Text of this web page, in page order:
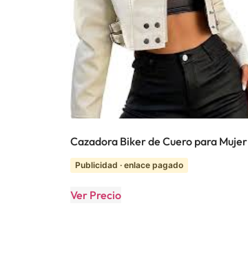
Cazadora Biker de Cuero para Mujer
Publicidad · enlace pagado
Ver Precio